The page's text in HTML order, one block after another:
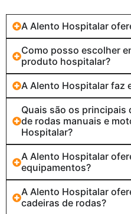
A Alento Hospitalar
Como posso escolher
produto hospitalar?
A Alento Hospitalar faz
Quais são os principais
de rodas manuais e
Hospitalar?
A Alento Hospitalar
equipamentos?
A Alento Hospitalar
cadeiras de rodas?